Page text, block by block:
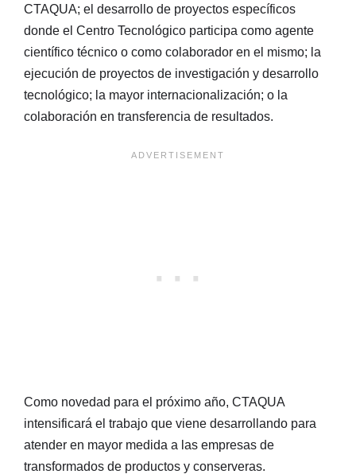
CTAQUA; el desarrollo de proyectos específicos
donde el Centro Tecnológico participa como agente
científico técnico o como colaborador en el mismo; la
ejecución de proyectos de investigación y desarrollo
tecnológico; la mayor internacionalización; o la
colaboración en transferencia de resultados.
Como novedad para el próximo año, CTAQUA
intensificará el trabajo que viene desarrollando para
atender en mayor medida a las empresas de
transformados de productos y conserveras.